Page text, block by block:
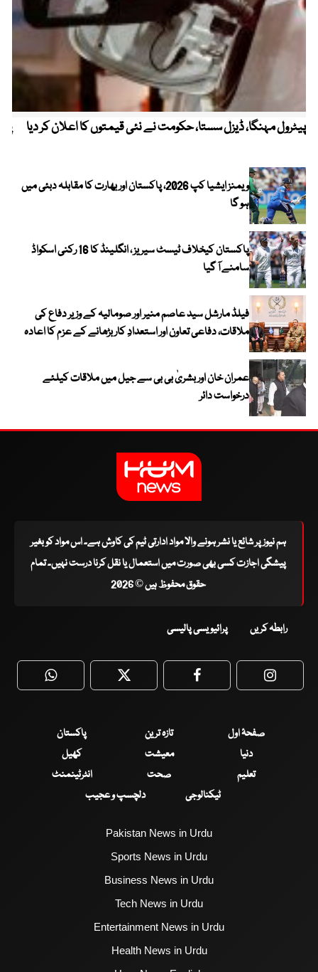
پیٹرول مہنگا، ڈیزل سستا، حکومت نے نئی قیمتوں کا اعلان کر دیا
ویمنز ایشیا کپ 2026، پاکستان اور بھارت کا مقابلہ دبئی میں
ہو گا
پاکستان کیخلاف ٹیسٹ سیریز ، انگلینڈ کا 16 رکنی اسکواڈ
سامنے آ گیا
فیلڈ مارشل سید عاصم منیر اور صومالیہ کے وزیر دفاع کی
ملاقات، دفاعی تعاون اور استعدادِ کار بڑھانے کے عزم کا اعادہ
عمران خان اور بشریٰ بی بی سے جیل میں ملاقات کیلئے
درخواست دائر
ہم نیوز پر شائع یا نشر ہونے والا مواد ادارتی ٹیم کی کاوش ہے۔ اس مواد کو بغیر
پیشگی اجازت کسی بھی صورت میں استعمال یا نقل کرنا درست نہیں۔ تمام
حقوق محفوظ ہیں © 2026
رابطہ کریں پرائیویسی پالیسی
WhatsApp Twitter Facebook
صفحۂ اول تازہ ترین
پاکستان
دنیا
معیشت
کھیل
تعلیم
صحت
انٹرٹینمنٹ
ٹیکنالوجی
دلچسپ و عجیب
Pakistan News in Urdu
Sports News in Urdu
Business News in Urdu
Tech News in Urdu
Entertainment News in Urdu
Health News in Urdu